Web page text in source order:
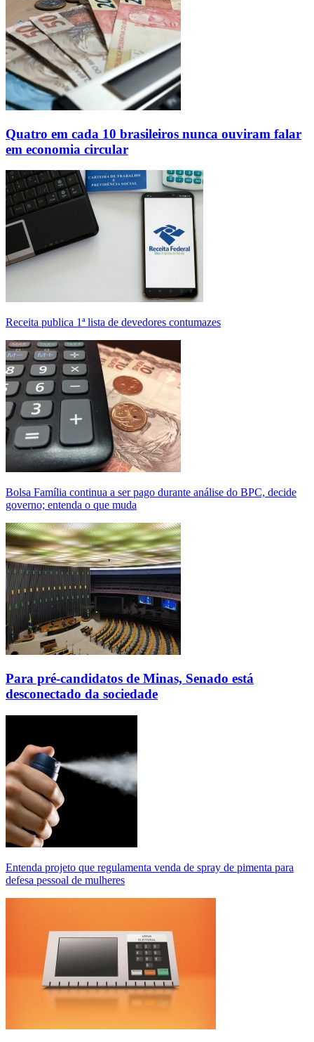
Quatro em cada 10 brasileiros nunca ouviram falar
em economia circular
Receita publica 1ª lista de devedores contumazes
Bolsa Família continua a ser pago durante análise do BPC, decide
governo; entenda o que muda
Para pré-candidatos de Minas, Senado está
desconectado da sociedade
Entenda projeto que regulamenta venda de spray de pimenta para
defesa pessoal de mulheres